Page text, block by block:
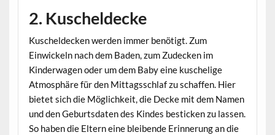
2. Kuscheldecke
Kuscheldecken werden immer benötigt. Zum
Einwickeln nach dem Baden, zum Zudecken im
Kinderwagen oder um dem Baby eine kuschelige
Atmosphäre für den Mittagsschlaf zu schaffen. Hier
bietet sich die Möglichkeit, die Decke mit dem Namen
und den Geburtsdaten des Kindes besticken zu lassen.
So haben die Eltern eine bleibende Erinnerung an die